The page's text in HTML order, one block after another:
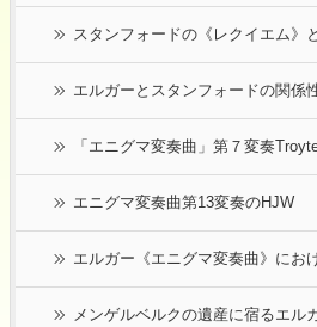
スタンフォードの《レクイエム》
エルガーとスタンフォードの関係
「エニグマ変奏曲」第７変奏
エニグマ変奏曲第13変奏のHJW
エルガー《エニグマ変奏曲》にお
メンゲルベルクの遺産に宿るエル